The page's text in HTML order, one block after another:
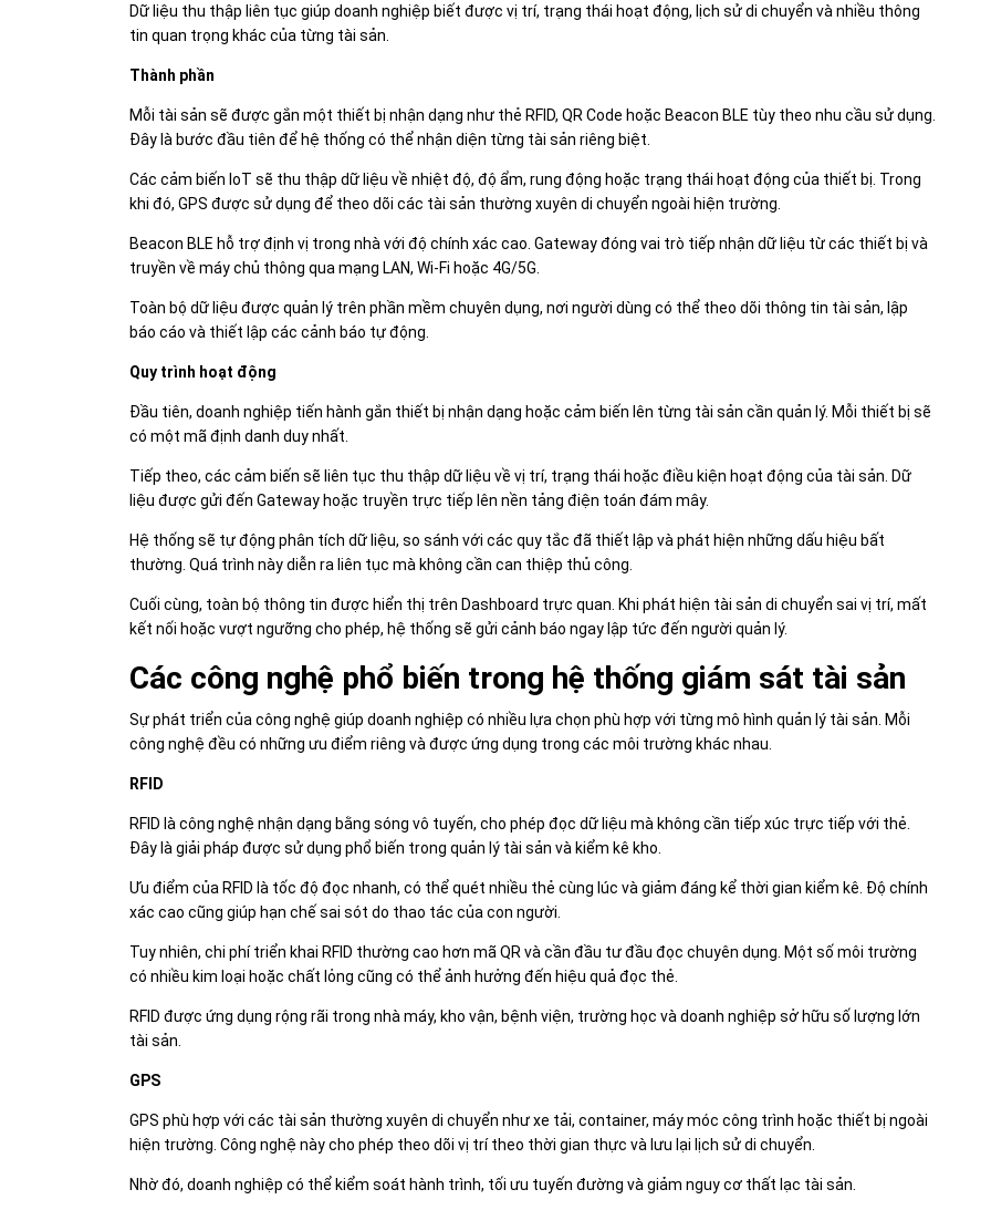
Dữ liệu thu thập liên tục giúp doanh nghiệp biết được vị trí, trạng thái hoạt động, lịch sử di chuyển và nhiều thông
tin quan trọng khác của từng tài sản.
Thành phần
Mỗi tài sản sẽ được gắn một thiết bị nhận dạng như thẻ RFID, QR Code hoặc Beacon BLE tùy theo nhu cầu sử dụng.
Đây là bước đầu tiên để hệ thống có thể nhận diện từng tài sản riêng biệt.
Các cảm biến IoT sẽ thu thập dữ liệu về nhiệt độ, độ ẩm, rung động hoặc trạng thái hoạt động của thiết bị. Trong
khi đó, GPS được sử dụng để theo dõi các tài sản thường xuyên di chuyển ngoài hiện trường.
Beacon BLE hỗ trợ định vị trong nhà với độ chính xác cao. Gateway đóng vai trò tiếp nhận dữ liệu từ các thiết bị và
truyền về máy chủ thông qua mạng LAN, Wi-Fi hoặc 4G/5G.
Toàn bộ dữ liệu được quản lý trên phần mềm chuyên dụng, nơi người dùng có thể theo dõi thông tin tài sản, lập
báo cáo và thiết lập các cảnh báo tự động.
Quy trình hoạt động
Đầu tiên, doanh nghiệp tiến hành gắn thiết bị nhận dạng hoặc cảm biến lên từng tài sản cần quản lý. Mỗi thiết bị sẽ
có một mã định danh duy nhất.
Tiếp theo, các cảm biến sẽ liên tục thu thập dữ liệu về vị trí, trạng thái hoặc điều kiện hoạt động của tài sản. Dữ
liệu được gửi đến Gateway hoặc truyền trực tiếp lên nền tảng điện toán đám mây.
Hệ thống sẽ tự động phân tích dữ liệu, so sánh với các quy tắc đã thiết lập và phát hiện những dấu hiệu bất
thường. Quá trình này diễn ra liên tục mà không cần can thiệp thủ công.
Cuối cùng, toàn bộ thông tin được hiển thị trên Dashboard trực quan. Khi phát hiện tài sản di chuyển sai vị trí, mất
kết nối hoặc vượt ngưỡng cho phép, hệ thống sẽ gửi cảnh báo ngay lập tức đến người quản lý.
Các công nghệ phổ biến trong hệ thống giám sát tài sản
Sự phát triển của công nghệ giúp doanh nghiệp có nhiều lựa chọn phù hợp với từng mô hình quản lý tài sản. Mỗi
công nghệ đều có những ưu điểm riêng và được ứng dụng trong các môi trường khác nhau.
RFID
RFID là công nghệ nhận dạng bằng sóng vô tuyến, cho phép đọc dữ liệu mà không cần tiếp xúc trực tiếp với thẻ.
Đây là giải pháp được sử dụng phổ biến trong quản lý tài sản và kiểm kê kho.
Ưu điểm của RFID là tốc độ đọc nhanh, có thể quét nhiều thẻ cùng lúc và giảm đáng kể thời gian kiểm kê. Độ chính
xác cao cũng giúp hạn chế sai sót do thao tác của con người.
Tuy nhiên, chi phí triển khai RFID thường cao hơn mã QR và cần đầu tư đầu đọc chuyên dụng. Một số môi trường
có nhiều kim loại hoặc chất lỏng cũng có thể ảnh hưởng đến hiệu quả đọc thẻ.
RFID được ứng dụng rộng rãi trong nhà máy, kho vận, bệnh viện, trường học và doanh nghiệp sở hữu số lượng lớn
tài sản.
GPS
GPS phù hợp với các tài sản thường xuyên di chuyển như xe tải, container, máy móc công trình hoặc thiết bị ngoài
hiện trường. Công nghệ này cho phép theo dõi vị trí theo thời gian thực và lưu lại lịch sử di chuyển.
Nhờ đó, doanh nghiệp có thể kiểm soát hành trình, tối ưu tuyến đường và giảm nguy cơ thất lạc tài sản.